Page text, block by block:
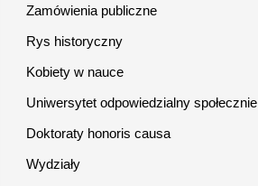
Zamówienia publiczne
Rys historyczny
Kobiety w nauce
Uniwersytet odpowiedzialny społecznie
Doktoraty honoris causa
Wydziały